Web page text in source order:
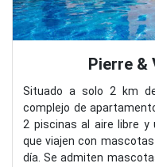
Pierre &
Situado a solo 2 km
complejo de
2 piscinas al aire libre y
que viajen con
día. Se admiten